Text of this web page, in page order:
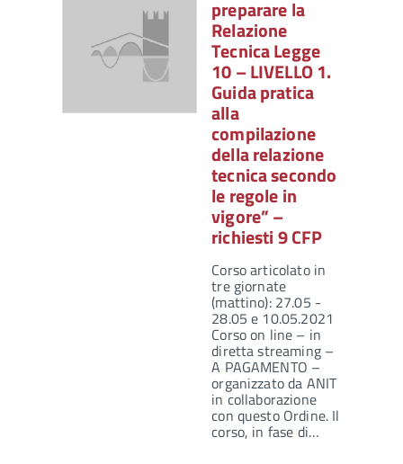
preparare la
Relazione
Tecnica Legge
10 – LIVELLO 1.
Guida pratica
alla
compilazione
della relazione
tecnica secondo
le regole in
vigore” –
richiesti 9 CFP
Corso articolato in
tre giornate
(mattino): 27.05 -
28.05 e 10.05.2021
Corso on line – in
diretta streaming –
A PAGAMENTO –
organizzato da ANIT
in collaborazione
con questo Ordine. Il
corso, in fase di…